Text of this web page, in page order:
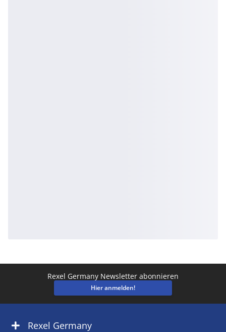
Rexel Germany Newsletter abonnieren
Hier anmelden!
Rexel Germany